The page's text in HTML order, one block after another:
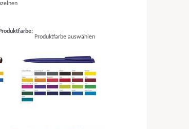
Produktfarbe:
Produktfarbe auswählen